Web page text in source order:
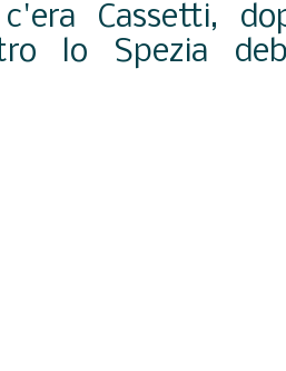
Cassetti,
lo Spezia